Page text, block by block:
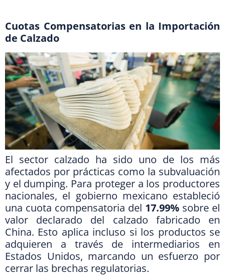
Cuotas Compensatorias en la Importación
de Calzado
El sector calzado ha sido uno de los más
afectados por prácticas como la subvaluación
y el dumping. Para proteger a los productores
nacionales, el gobierno mexicano estableció
una cuota compensatoria del 17.99% sobre el
valor declarado del calzado fabricado en
China. Esto aplica incluso si los productos se
adquieren a través de intermediarios en
Estados Unidos, marcando un esfuerzo por
cerrar las brechas regulatorias.